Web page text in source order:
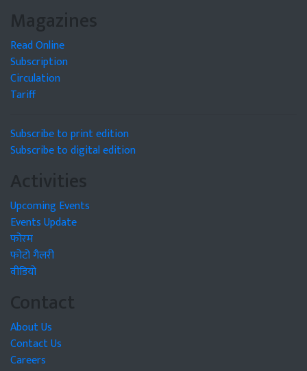
Magazines
Read Online
Subscription
Circulation
Tariff
Subscribe to print edition
Subscribe to digital edition
Activities
Upcoming Events
Events Update
फोरम
फोटो गैलरी
वीडियो
Contact
About Us
Contact Us
Careers